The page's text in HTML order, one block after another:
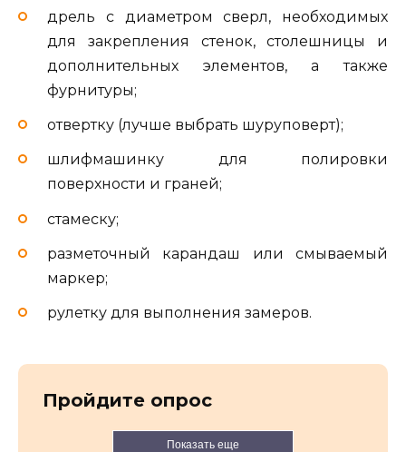
дрель с диаметром сверл, необходимых
для закрепления стенок, столешницы и
дополнительных элементов, а также
фурнитуры;
отвертку (лучше выбрать шуруповерт);
шлифмашинку для полировки
поверхности и граней;
стамеску;
разметочный карандаш или смываемый
маркер;
рулетку для выполнения замеров.
Пройдите опрос
Показать еще